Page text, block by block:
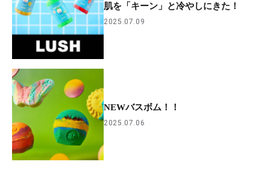
肌を「キーン」と冷やしにきた！
2025.07.09
NEWバスボム！！
2025.07.06